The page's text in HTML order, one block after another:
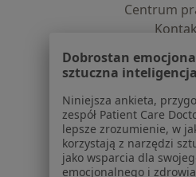
Centrum
Dla
Placówki
Pytania i
Usługi i
Dobrostan
sztuczna inteligencja
Niniejsza ankieta,
zespół Patient Care
lepsze zrozumienie, w
korzystają z narzędzi
jako wsparcia dla
emocjonalnego i